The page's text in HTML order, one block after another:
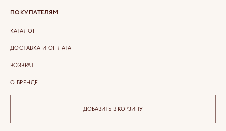
ДОБАВИТЬ В КОРЗИНУ
ПОКУПАТЕЛЯМ
КАТАЛОГ
ДОСТАВКА И ОПЛАТА
ВОЗВРАТ
О БРЕНДЕ
COPYRIGHT © 2026 ETERLIQUE